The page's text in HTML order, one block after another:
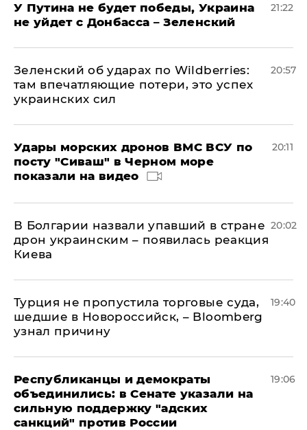
У Путина не будет победы, Украина
не уйдет с Донбасса – Зеленский
21:22
Зеленский об ударах по Wildberries:
там впечатляющие потери, это успех
украинских сил
20:57
Удары морских дронов ВМС ВСУ по
посту "Сиваш" в Черном море
показали на видео
20:11
В Болгарии назвали упавший в стране
дрон украинским – появилась реакция
Киева
20:02
Турция не пропустила торговые суда,
шедшие в Новороссийск, – Bloomberg
узнал причину
19:40
Республиканцы и демократы
объединились: в Сенате указали на
сильную поддержку "адских
санкций" против России
19:06